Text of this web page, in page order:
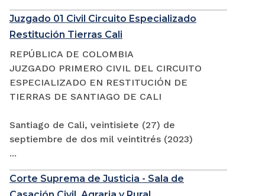
Juzgado 01 Civil Circuito Especializado
Restitución Tierras Cali
REPÚBLICA DE COLOMBIA
JUZGADO PRIMERO CIVIL DEL CIRCUITO
ESPECIALIZADO EN RESTITUCIÓN DE
TIERRAS DE SANTIAGO DE CALI
Santiago de Cali, veintisiete (27) de
septiembre de dos mil veintitrés (2023)
...
Corte Suprema de Justicia - Sala de